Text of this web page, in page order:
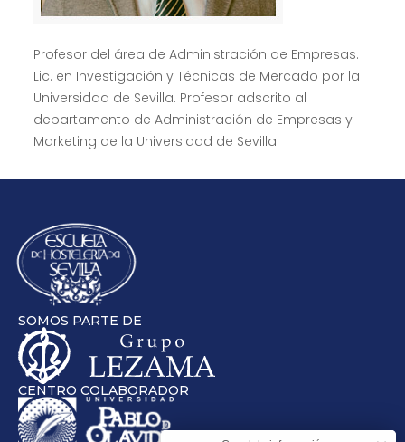
Profesor del área de Administración de Empresas.
Lic. en Investigación y Técnicas de Mercado por la
Universidad de Sevilla. Profesor adscrito al
departamento de Administración de Empresas y
Marketing de la Universidad de Sevilla
SOMOS PARTE DE
CENTRO COLABORADOR